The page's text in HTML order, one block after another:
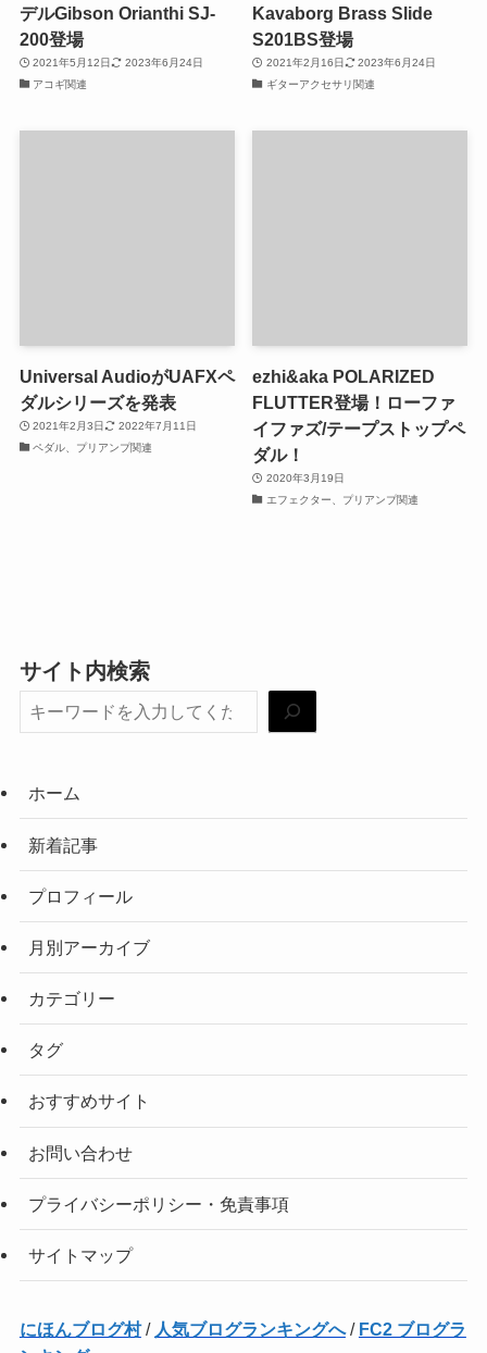
デルGibson Orianthi SJ-
200登場
2021年5月12日
2023年6月24日
アコギ関連
Kavaborg Brass Slide
S201BS登場
2021年2月16日
2023年6月24日
ギターアクセサリ関連
Universal AudioがUAFXペ
ダルシリーズを発表
2021年2月3日
2022年7月11日
ペダル、プリアンプ関連
ezhi&aka POLARIZED
FLUTTER登場！ローファ
イファズ/テープストップペ
ダル！
2020年3月19日
エフェクター、プリアンプ関連
サイト内検索
ホーム
新着記事
プロフィール
月別アーカイブ
カテゴリー
タグ
おすすめサイト
お問い合わせ
プライバシーポリシー・免責事項
サイトマップ
にほんブログ村/ 人気ブログランキングへ/ FC2 ブログラ